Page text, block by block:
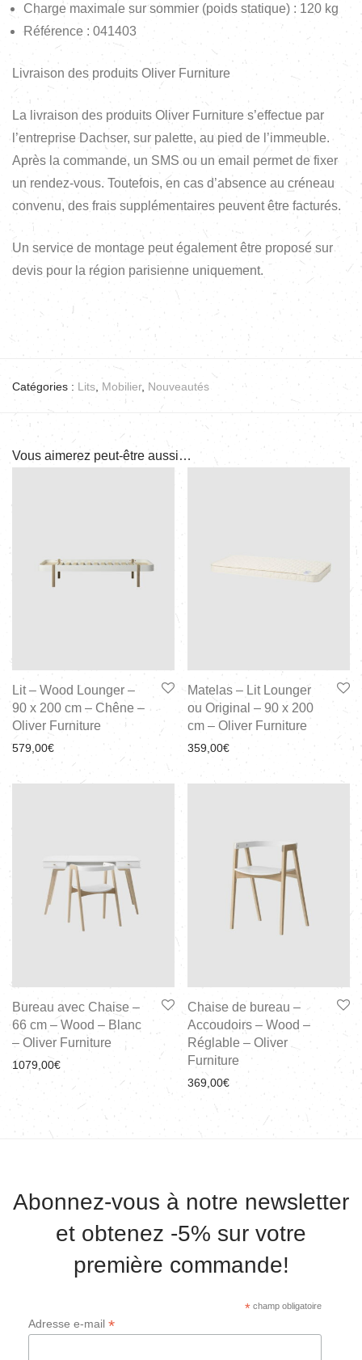
Charge maximale sur sommier (poids statique) : 120 kg
Référence : 041403
Livraison des produits Oliver Furniture
La livraison des produits Oliver Furniture s’effectue par
l’entreprise Dachser, sur palette, au pied de l’immeuble.
Après la commande, un SMS ou un email permet de fixer
un rendez-vous. Toutefois, en cas d’absence au créneau
convenu, des frais supplémentaires peuvent être facturés.
Un service de montage peut également être proposé sur
devis pour la région parisienne uniquement.
Catégories : Lits Mobilier, Nouveautés
Vous aimerez peut-être aussi…
Lit – Wood Lounger –
90 x 200 cm – Chêne –
Oliver Furniture
579,00€
Matelas – Lit Lounger
ou Original – 90 x 200
cm – Oliver Furniture
359,00€
Bureau avec Chaise –
66 cm – Wood – Blanc
– Oliver Furniture
1079,00€
Chaise de bureau –
Accoudoirs – Wood –
Réglable – Oliver
Furniture
369,00€
Abonnez-vous à notre newsletter
et obtenez -5% sur votre
première commande!
*champ obligatoire
Adresse e-mail *